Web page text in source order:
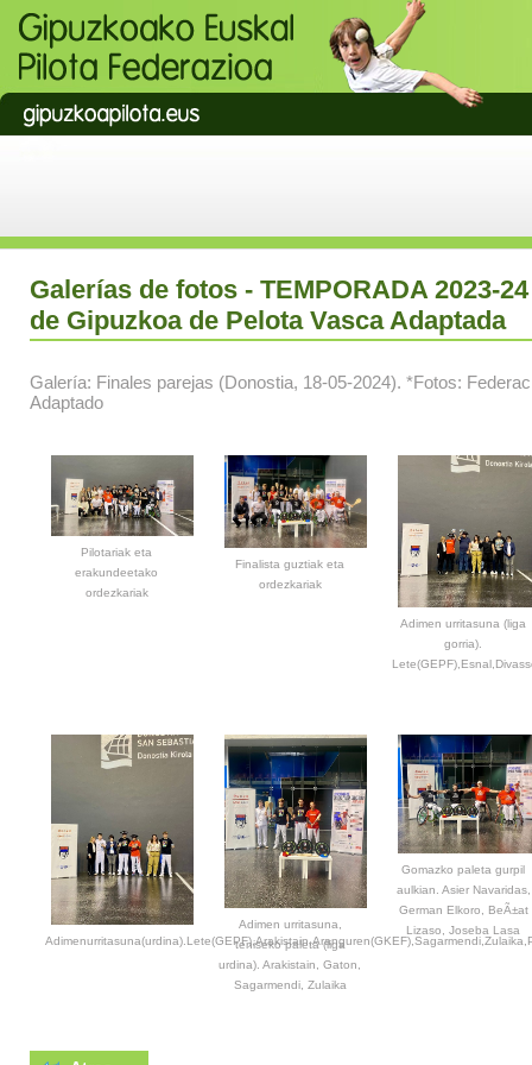
Galerías de fotos - TEMPORADA 2023-
de Gipuzkoa de Pelota Vasca Adaptada
Galería: Finales parejas (Donostia, 18-05-2024). *Fotos:
Adaptado
Pilotariak eta
erakundeetako
ordezkariak
Finalista guztiak eta
ordezkariak
Adimen urritasuna (liga
gorria).
Adimen urritasuna,
teniseko paleta (liga
urdina). Arakistain, Gaton,
Sagarmendi, Zulaika
Gomazko paleta gurpil
aulkian. Asier Navaridas,
German Elkoro, BeÃ±at
Lizaso, Joseba Lasa